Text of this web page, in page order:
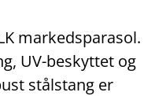
markedsparasol.
UV-beskyttet og
stålstang er